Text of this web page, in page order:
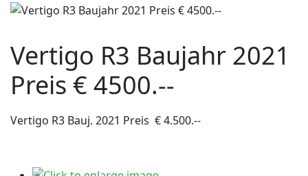
Vertigo R3 Baujahr 2021
Preis € 4500.--
Vertigo R3 Bauj. 2021 Preis € 4.500.--